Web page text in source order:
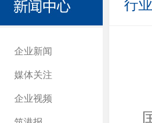
企业新闻
媒体关注
企业视频
行